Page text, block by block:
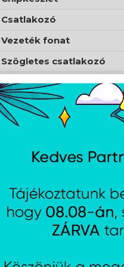
Csatlakozó
Vezeték fonat
Szögletes csatlakozó
Szín
Bruttó súly